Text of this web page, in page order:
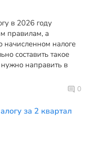
в 2026 году
правилам, а
налоге
составить такое
направить в
0
за 2 квартал